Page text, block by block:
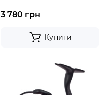
3 780 грн
Купити